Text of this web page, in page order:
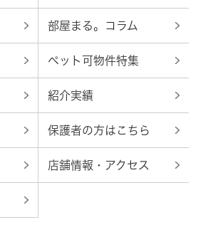
部屋まる。コラム
ペット可物件特集
紹介実績
保護者の方はこちら
店舗情報・アクセス